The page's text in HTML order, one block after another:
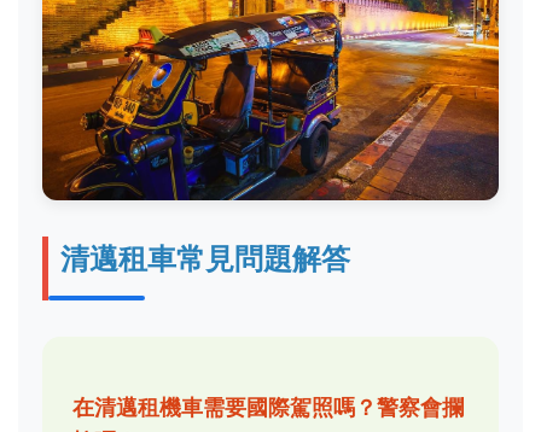
清邁租車常見問題解答
在清邁租機車需要國際駕照嗎？警察會攔